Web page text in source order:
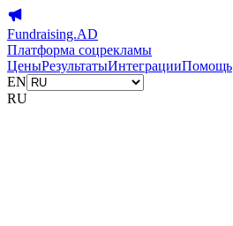
Fundraising.AD
Платформа соцрекламы
ЦеныРезультатыИнтеграцииПомощь
EN
RU